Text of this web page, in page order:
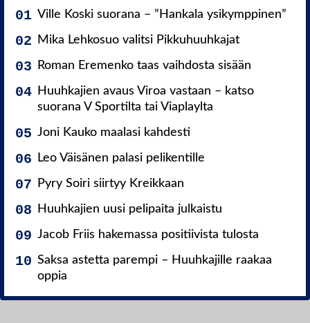
Ville Koski suorana – ”Hankala ysikymppinen”
Mika Lehkosuo valitsi Pikkuhuuhkajat
Roman Eremenko taas vaihdosta sisään
Huuhkajien avaus Viroa vastaan – katso
suorana V Sportilta tai Viaplaylta
Joni Kauko maalasi kahdesti
Leo Väisänen palasi pelikentille
Pyry Soiri siirtyy Kreikkaan
Huuhkajien uusi pelipaita julkaistu
Jacob Friis hakemassa positiivista tulosta
Saksa astetta parempi – Huuhkajille raakaa
oppia